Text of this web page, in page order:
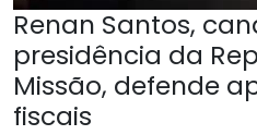
Renan Santos,
presidência da
Missão, defende
fiscais